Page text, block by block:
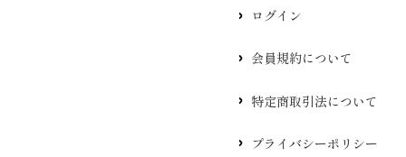
ログイン
会員規約について
特定商取引法について
プライバシーポリシー